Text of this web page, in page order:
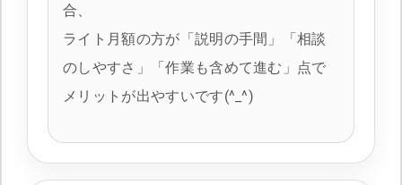
合、
ライト月額の方が「説明の手間」「相談
のしやすさ」「作業も含めて進む」点で
メリットが出やすいです(^_^)